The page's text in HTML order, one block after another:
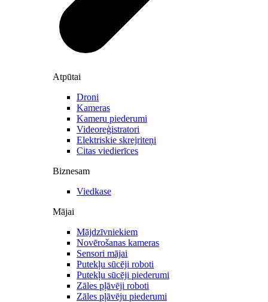
Atpūtai
Droni
Kameras
Kameru piederumi
Videoreģistratori
Elektriskie skrejriteņi
Citas viedierīces
Biznesam
Viedkase
Mājai
Mājdzīvniekiem
Novērošanas kameras
Sensori mājai
Putekļu sūcēji roboti
Putekļu sūcēji piederumi
Zāles pļāvēji roboti
Zāles pļāvēju piederumi